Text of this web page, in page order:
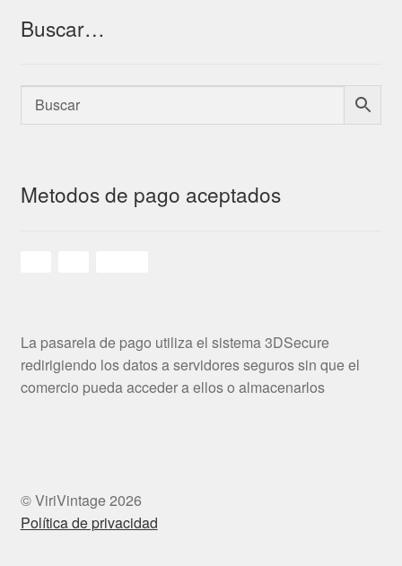
Buscar…
Metodos de pago aceptados
La pasarela de pago utiliza el sistema 3DSecure
redirigiendo los datos a servidores seguros sin que el
comercio pueda acceder a ellos o almacenarlos
© ViriVintage 2026
Política de privacidad